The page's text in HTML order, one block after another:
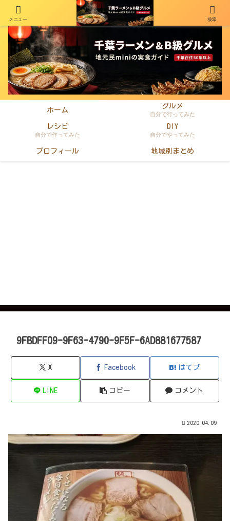
千葉在住50年以上のminiがラーメン・町中華・B級グルメを本音レビュー
ホーム
グルメ
自分で行ってみた
レシピ
自分で作ってみた
DIY
自分でやってみた
プロフィール 地域別まとめ
9FBDFF09-9F63-4790-9F5F-6AD881677587
X Facebook はてブ
LINE コピー コメント
2020.04.09
メニュー 検索